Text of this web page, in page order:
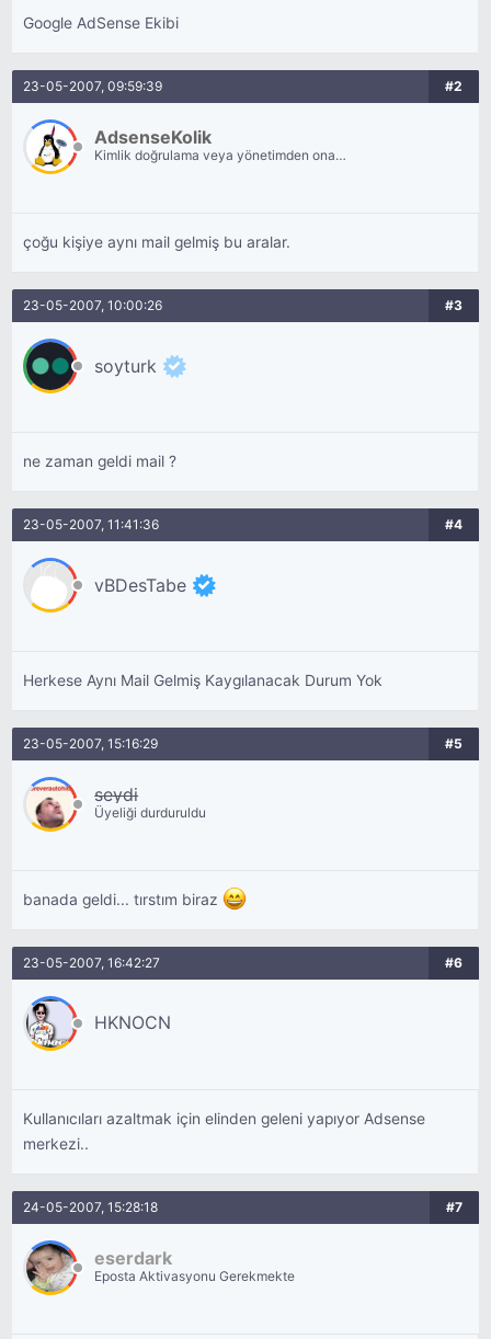
Google AdSense Ekibi
23-05-2007, 09:59:39 #2
AdsenseKolik
Kimlik doğrulama veya yönetimden onay
çoğu kişiye aynı mail gelmiş bu aralar.
23-05-2007, 10:00:26 #3
soyturk
ne zaman geldi mail ?
23-05-2007, 11:41:36 #4
vBDesTabe
Herkese Aynı Mail Gelmiş Kaygılanacak Durum Yok
23-05-2007, 15:16:29 #5
seydi
Üyeliği durduruldu
banada geldi... tırstım biraz
23-05-2007, 16:42:27 #6
HKNOCN
Kullanıcıları azaltmak için elinden geleni yapıyor Adsense
merkezi..
24-05-2007, 15:28:18 #7
eserdark
Eposta Aktivasyonu Gerekmekte